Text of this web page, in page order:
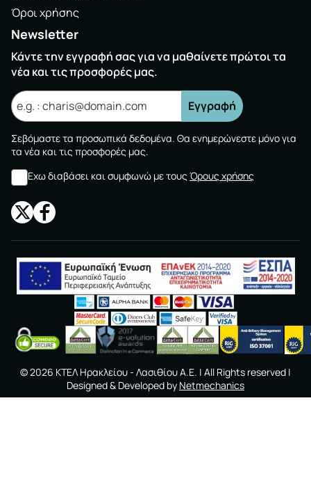
Όροι χρήσης
Newsletter
Κάντε την εγγραφή σας για να μαθαίνετε πρώτοι τα
νέα και τις προσφορές μας.
Εγγραφή
Σεβόμαστε τα προσωπικά δεδομένα. Θα ενημερώνεστε μόνο για
τα νέα και τις προσφορές μας.
Εχω διαβάσει και συμφωνώ με τους Όρους χρήσης
©2026 ΚΤΕΛ Ηρακλείου - Λασιθίου A.E. | All Rights reserved |
Designed & Developed by Netmechanics